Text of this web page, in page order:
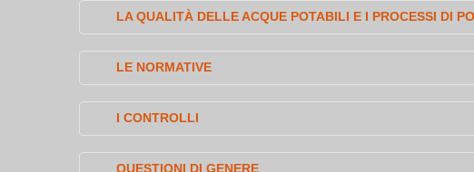
LA QUALITÀ DELLE ACQUE POTABILI E I PROCESSI DI
L'acqua è un elemento essenziale per la vita
di gran lunga più importante riguarda la possibile
sotto controllo sia attraverso analisi di laboratorio
mondiale con più di 2 milioni di casi l'anno.
LE NORMATIVE
Le attuali normative regolamentano la cosiddetta “
utilizzata per la preparazione del cibo o utilizzata
inoltre, tutte le acque impiegate dalle industrie per
I CONTROLLI
Le linee guida nazionali per l'implementazione dei
QUESTIONI DI GENERE